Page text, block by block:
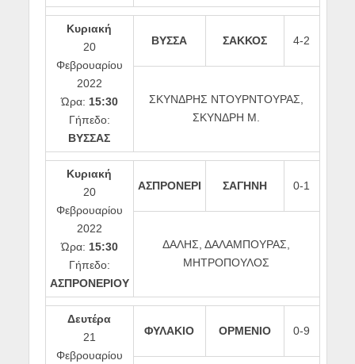
Κυριακή
20
Φεβρουαρίου
2022
Ώρα: 15:30
Γήπεδο:
ΒΥΣΣΑΣ
ΒΥΣΣΑ ΣΑΚΚΟΣ 4-2
ΣΚΥΝΔΡΗΣ ΝΤΟΥΡΝΤΟΥΡΑΣ,
ΣΚΥΝΔΡΗ Μ.
Κυριακή
20
Φεβρουαρίου
2022
Ώρα: 15:30
Γήπεδο:
ΑΣΠΡΟΝΕΡΙΟΥ
ΑΣΠΡΟΝΕΡΙ ΣΑΓΗΝΗ 0-1
ΔΑΛΗΣ, ΔΑΛΑΜΠΟΥΡΑΣ,
ΜΗΤΡΟΠΟΥΛΟΣ
Δευτέρα
21
Φεβρουαρίου
ΦΥΛΑΚΙΟ ΟΡΜΕΝΙΟ 0-9